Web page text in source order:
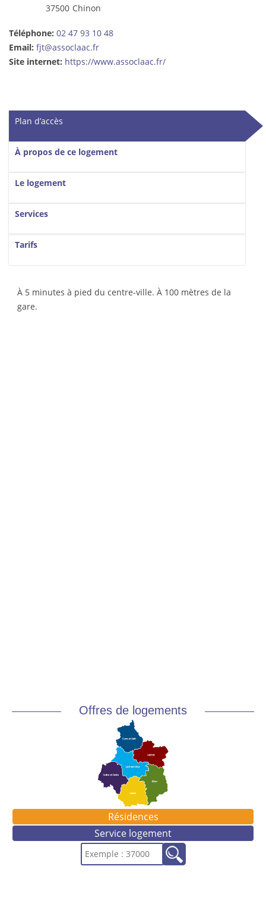
37500 Chinon
Téléphone: 02 47 93 10 48
Email: fjt@assoclaac.fr
Site internet: https://www.assoclaac.fr/
Vertical Tabs
Plan d’accès
À propos de ce logement
Le logement
Services
Tarifs
À 5 minutes à pied du centre-ville. À 100 mètres de la
gare.
Offres de logements
Résidences
Service logement